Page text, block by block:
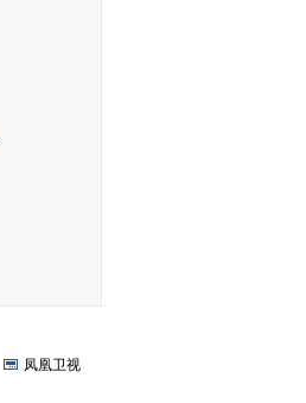
凤凰卫视